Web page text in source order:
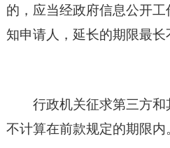
的，应当经政府信息公开
知申请人，延长的期限最长
行政机关征求第三方
不计算在前款规定的期限内